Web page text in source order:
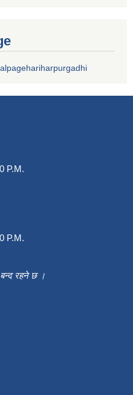
P.M.
P.M.
बन्द रहने छ ।